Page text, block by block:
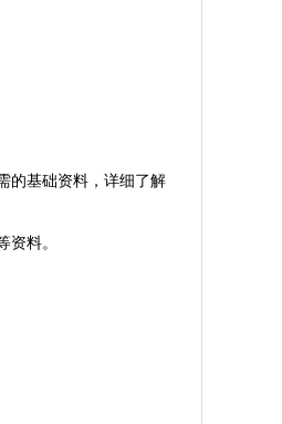
的基础资料，详细了解
料。